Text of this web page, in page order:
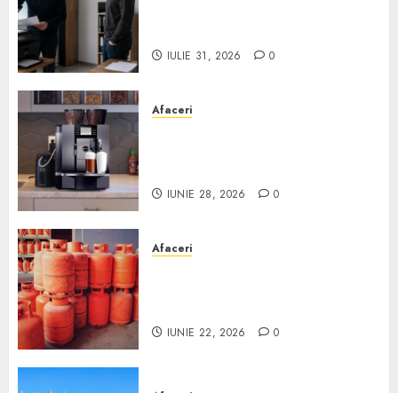
IULIE 31, 2026 0
Afaceri
IUNIE 28, 2026 0
Afaceri
IUNIE 22, 2026 0